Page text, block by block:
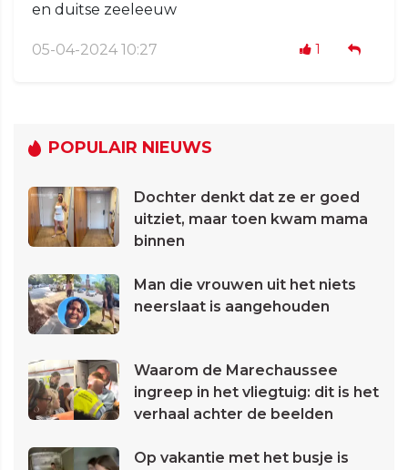
en duitse zeeleeuw
05-04-2024 10:27 1
POPULAIR NIEUWS
Dochter denkt dat ze er goed
uitziet, maar toen kwam mama
binnen
Man die vrouwen uit het niets
neerslaat is aangehouden
Waarom de Marechaussee
ingreep in het vliegtuig: dit is het
verhaal achter de beelden
Op vakantie met het busje is